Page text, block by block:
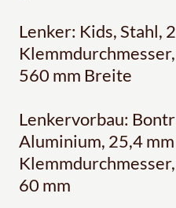
Lenker: Kids, Stahl,
560 mm Breite
Lenkervorbau:
Aluminium, 25,4 mm
60 mm